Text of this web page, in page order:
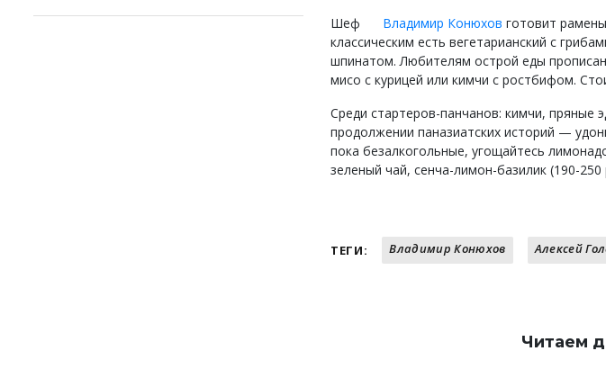
Шеф
Владимир Конюхов готовит
классическим есть вегетарианский с
шпинатом. Любителям острой еды
мисо с курицей или кимчи с ростбифом.
Среди стартеров-панчанов: кимчи,
продолжении паназиатских историй —
пока безалкогольные, угощайтесь
зеленый чай, сенча-лимон-базилик (190-250
ТЕГИ: Владимир Конюхов Алексей
Читаем